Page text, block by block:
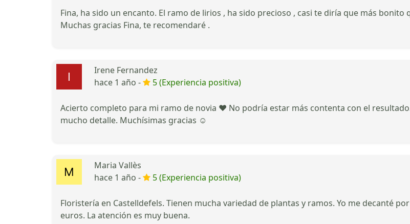
Fina, ha sido un encanto. El ramo de lirios , ha sido precioso , casi te diría que más bonito
Muchas gracias Fina, te recomendaré .
Irene Fernandez
hace 1 año -
5 (Experiencia positiva)
Acierto completo para mi ramo de novia ❤️ No podría estar más contenta con el
mucho detalle. Muchísimas gracias ☺️
Maria Vallès
hace 1 año -
5 (Experiencia positiva)
Floristería en Castelldefels. Tienen mucha variedad de plantas y ramos. Yo me decanté
euros. La atención es muy buena.